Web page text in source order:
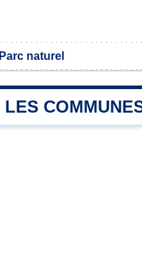
Parc naturel
LES